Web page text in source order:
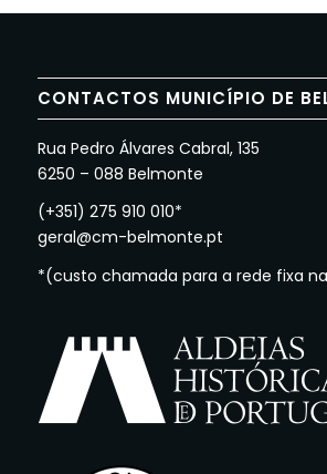
CONTACTOS MUNICÍPIO DE
Rua Pedro Álvares Cabral, 135
6250 – 088 Belmonte
(+351) 275 910 010*
geral@cm-belmonte.pt
*(custo chamada para a rede fixa